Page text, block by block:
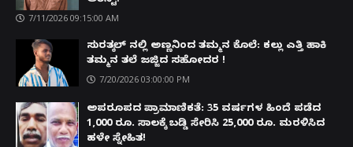
7/11/2026 09:15:00 AM
ಸುರತ್ಕಲ್ ನಲ್ಲಿ ಅಣ್ಣನಿಂದ ತಮ್ಮನ ಕೊಲೆ: ಕಲ್ಲು ಎತ್ತಿ ಹಾಕಿ
ತಮ್ಮನ ತಲೆ ಜಜ್ಜಿದ ಸಹೋದರ !
7/20/2026 03:00:00 PM
ಅಪರೂಪದ ಪ್ರಾಮಾಣಿಕತೆ: 35 ವರ್ಷಗಳ ಹಿಂದೆ ಪಡೆದ
1,000 ರೂ. ಸಾಲಕ್ಕೆ ಬಡ್ಡಿ ಸೇರಿಸಿ 25,000 ರೂ. ಮರಳಿಸಿದ
ಹಳೇ ಸ್ನೇಹಿತ!